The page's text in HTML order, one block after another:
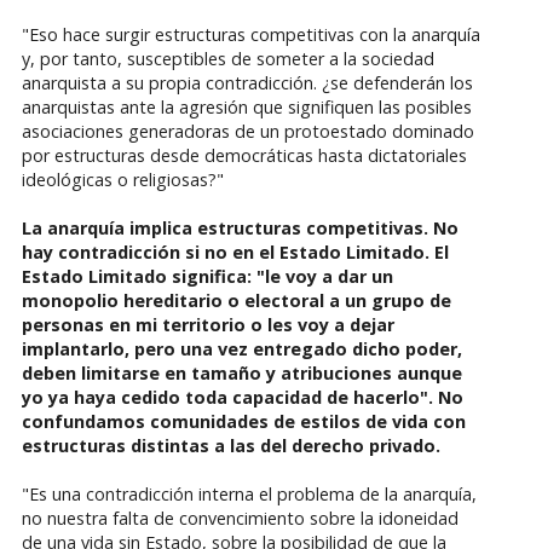
"Eso hace surgir estructuras competitivas con la anarquía
y, por tanto, susceptibles de someter a la sociedad
anarquista a su propia contradicción. ¿se defenderán los
anarquistas ante la agresión que signifiquen las posibles
asociaciones generadoras de un protoestado dominado
por estructuras desde democráticas hasta dictatoriales
ideológicas o religiosas?"
La anarquía implica estructuras competitivas. No
hay contradicción si no en el Estado Limitado. El
Estado Limitado significa: "le voy a dar un
monopolio hereditario o electoral a un grupo de
personas en mi territorio o les voy a dejar
implantarlo, pero una vez entregado dicho poder,
deben limitarse en tamaño y atribuciones aunque
yo ya haya cedido toda capacidad de hacerlo". No
confundamos comunidades de estilos de vida con
estructuras distintas a las del derecho privado.
"Es una contradicción interna el problema de la anarquía,
no nuestra falta de convencimiento sobre la idoneidad
de una vida sin Estado, sobre la posibilidad de que la